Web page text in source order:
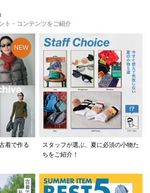
ト・コンテンツをご紹介
着で作る
スタッフが選ぶ、夏に必須の小物た
ちをご紹介！